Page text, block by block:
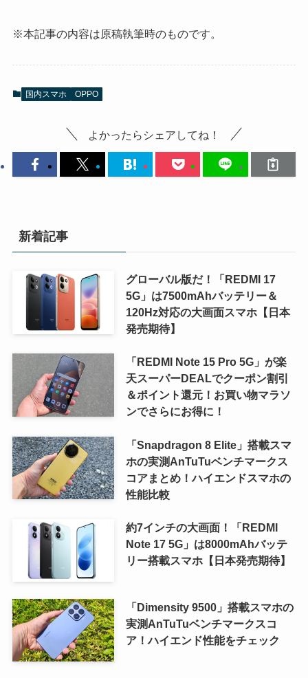
※本記事の内容は原稿執筆時のものです。
国内スマホ OPPO
よかったらシェアしてね！
新着記事
グローバル版だ！「REDMI 17
5G」は7500mAhバッテリー＆
120Hz対応の大画面スマホ【日本
発売期待】
「REDMI Note 15 Pro 5G」が楽
天スーパーDEALでクーポン割引
＆ポイント還元！お買い物マラソ
ンでさらにお得に！
「Snapdragon 8 Elite」搭載スマ
ホの実測AnTuTuベンチマークス
コアまとめ！ハイエンドスマホの
性能比較
約7インチの大画面！「REDMI
Note 17 5G」は8000mAhバッテ
リー搭載スマホ【日本発売期待】
「Dimensity 9500」搭載スマホの
実測AnTuTuベンチマークスコ
ア！ハイエンド性能をチェック